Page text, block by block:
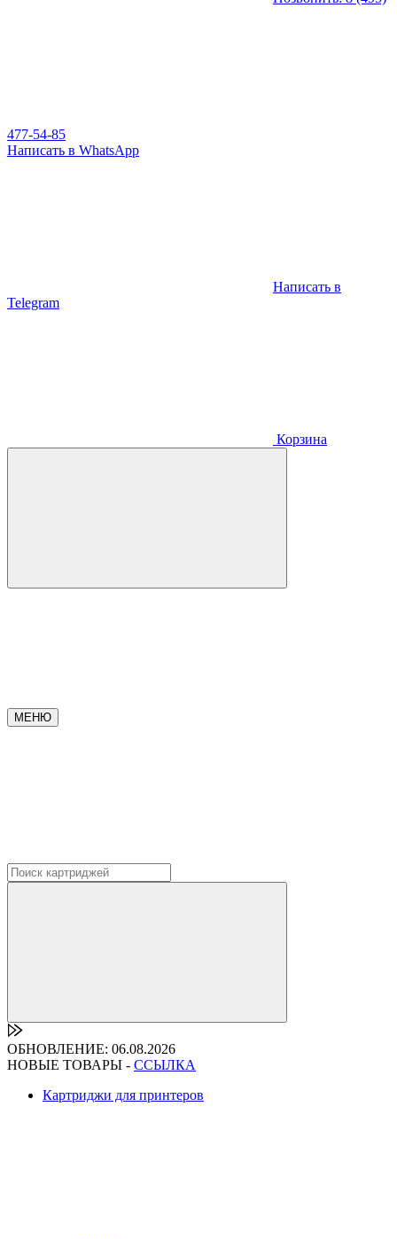
477-54-85
Написать в WhatsApp
Написать в
Telegram
Корзина
МЕНЮ
ОБНОВЛЕНИЕ: 06.08.2026
НОВЫЕ ТОВАРЫ - ССЫЛКА
Картриджи для принтеров